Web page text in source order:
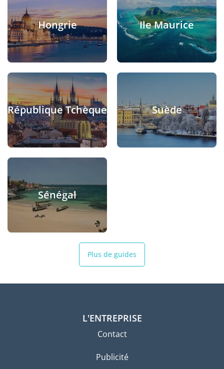
Hongrie Ile Maurice
République Tchèque Suède
Sénégal
Plus de guides
L'ENTREPRISE
Contact
Publicité